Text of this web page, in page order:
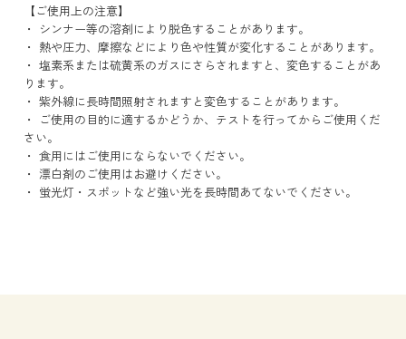
【ご使用上の注意】
・ シンナー等の溶剤により脱色することがあります。
・ 熱や圧力、摩擦などにより色や性質が変化することがあります。
・ 塩素系または硫黄系のガスにさらされますと、変色することがあ
ります。
・ 紫外線に長時間照射されますと変色することがあります。
・ ご使用の目的に適するかどうか、テストを行ってからご使用くだ
さい。
・ 食用にはご使用にならないでください。
・ 漂白剤のご使用はお避けください。
・ 蛍光灯・スポットなど強い光を長時間あてないでください。